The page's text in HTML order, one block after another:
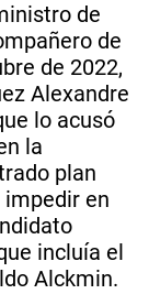
de
de
de 2022,
Alexandre
lo acusó
la
plan
impedir en
incluía el
Alckmin.